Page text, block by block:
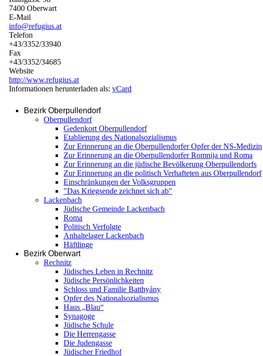
7400 Oberwart
E-Mail
info@refugius.at
Telefon
+43/3352/33940
Fax
+43/3352/34685
Website
http://www.refugius.at
Informationen herunterladen als: vCard
Bezirk Oberpullendorf
Oberpullendorf
Gedenkort Oberpullendorf
Etablierung des Nationalsozialismus
Zur Erinnerung an die Oberpullendorfer Opfer der NS-Medizin
Zur Erinnerung an die Oberpullendorfer Romnija und Roma
Zur Erinnerung an die jüdische Bevölkerung Oberpullendorfs
Zur Erinnerung an die politisch Verhafteten aus Oberpullendorf
Einschränkungen der Volksgruppen
"Das Kriegsende zeichnet sich ab"
Lackenbach
Jüdische Gemeinde Lackenbach
Roma
Politisch Verfolgte
Anhaltelager Lackenbach
Häftlinge
Bezirk Oberwart
Rechnitz
Jüdisches Leben in Rechnitz
Jüdische Persönlichkeiten
Schloss und Familie Batthyány
Opfer des Nationalsozialismus
Haus „Blau“
Synagoge
Jüdische Schule
Die Herrengasse
Die Judengasse
Jüdischer Friedhof